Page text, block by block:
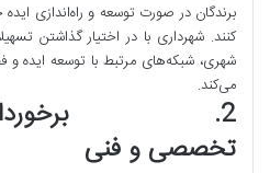
برندگان در صورت توسعه و راه‌اندازی
کنند. شهرداری با در اختیار گذاشتن
شهری، شبکه‌های مرتبط با توسعه ایده و
می‌کند.
2. برخورداری
تخصصی و فنی